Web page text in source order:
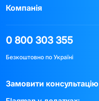
Компанія
0 800 303 355
Безкоштовно по Україні
Замовити консультацію